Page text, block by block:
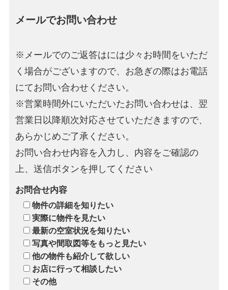
メールでお問い合わせ
※メールでのご返答はには少々お時間をいただ
く場合がございますので、お急ぎの際はお電話
にてお問い合わせください。
※営業時間外にいただいたお問い合わせは、翌
営業日以降順次対応させていただきますので、
あらかじめご了承ください。
お問い合わせ内容を入力し、内容をご確認の
上、送信ボタンを押してください
お問合せ内容
物件の詳細を知りたい
実際に物件を見たい
最新の空室状況を知りたい
写真や間取図等をもっと見たい
他の物件も紹介して欲しい
お店に行って相談したい
その他